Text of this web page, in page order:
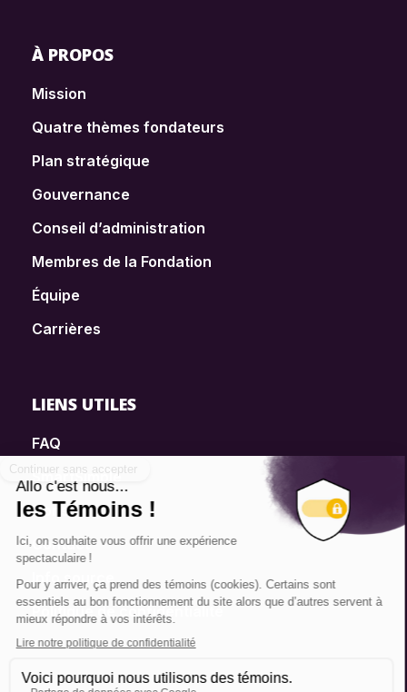
À PROPOS
Mission
Quatre thèmes fondateurs
Plan stratégique
Gouvernance
Conseil d’administration
Membres de la Fondation
Équipe
Carrières
LIENS UTILES
FAQ
SmartSimple
Dons
Contact
Info source
Politique de confidentialité